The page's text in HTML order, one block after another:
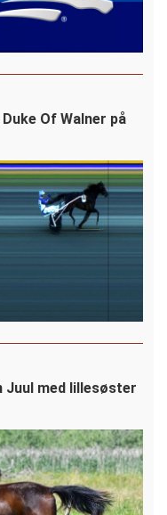
Of Walner på
Juul med lillesøster